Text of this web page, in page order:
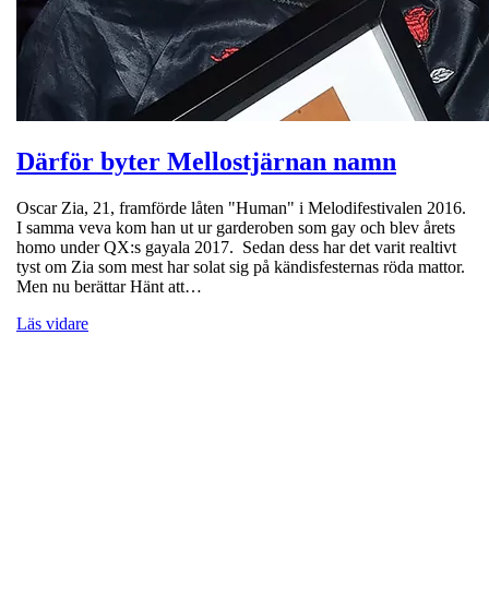
Därför byter Mellostjärnan namn
Oscar Zia, 21, framförde låten "Human" i Melodifestivalen 2016.
I samma veva kom han ut ur garderoben som gay och blev årets
homo under QX:s gayala 2017. Sedan dess har det varit realtivt
tyst om Zia som mest har solat sig på kändisfesternas röda mattor.
Men nu berättar Hänt att…
Läs vidare